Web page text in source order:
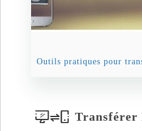
Transférer